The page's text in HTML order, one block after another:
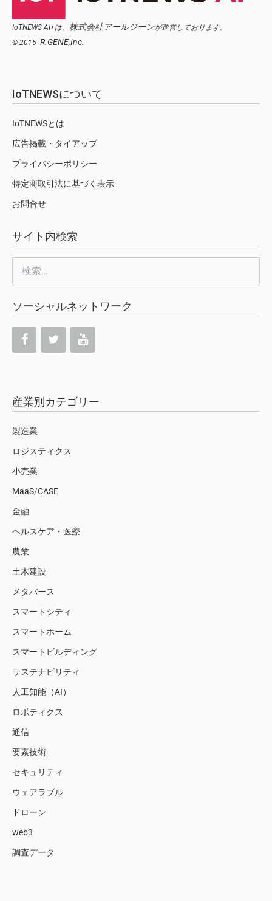
IoTNEWS AI+は、 株式会社アールジーンが運営しております。
© 2015- R.GENE,Inc.
IoTNEWSについて
IoTNEWSとは
広告掲載・タイアップ
プライバシーポリシー
特定商取引法に基づく表示
お問合せ
サイト内検索
索:
ソーシャルネットワーク
産業別カテゴリー
製造業
ロジスティクス
小売業
MaaS/CASE
金融
ヘルスケア・医療
農業
土木建設
メタバース
スマートシティ
スマートホーム
スマートビルディング
サステナビリティ
人工知能（AI）
ロボティクス
通信
要素技術
セキュリティ
ウェアラブル
ドローン
web3
調査データ